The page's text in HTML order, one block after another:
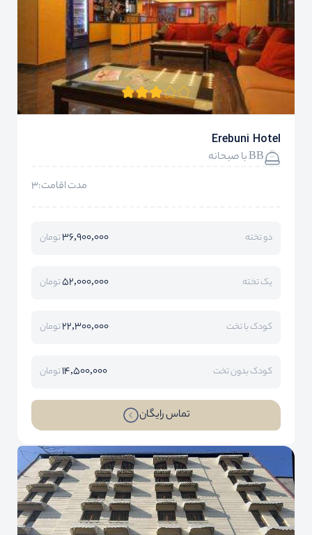
Erebuni Hotel
BB با صبحانه
مدت اقامت:3
دو تخته 36,900,000تومان
یک تخته 52,000,000تومان
کودک با تخت 22,300,000تومان
کودک بدون تخت 14,500,000تومان
تماس رایگان